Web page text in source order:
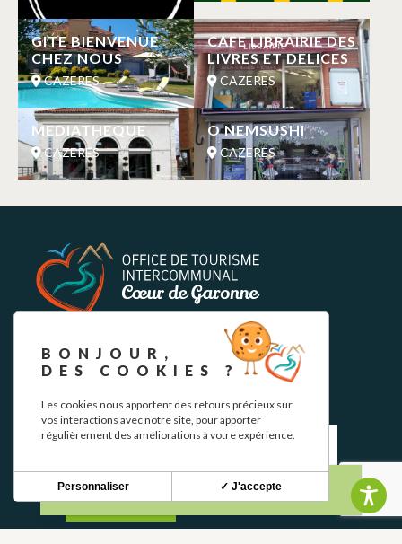
GITE BIENVENUE
CHEZ NOUS
CAZERES
CAFE LIBRAIRIE DES
LIVRES ET DELICES
CAZERES
MEDIATHEQUE
CAZERES
O NEMSUSHI
CAZERES
S'INSCRIRE
BONJOUR,
DES COOKIES ?
Les cookies nous apportent des retours précieux sur
vos interactions avec notre site, pour apporter
régulièrement des améliorations à votre expérience.
✓ J'accepte
Personnaliser